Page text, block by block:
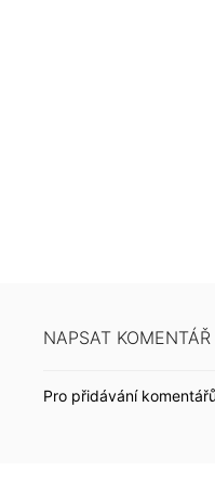
NAPSAT KOMENTÁŘ
Pro přidávání